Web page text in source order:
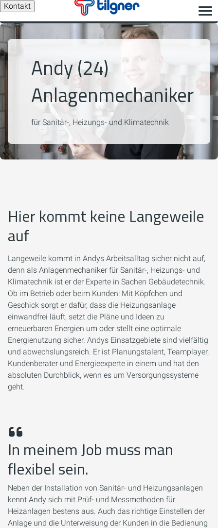
Kontakt
Andy (24)
Anlagenmechaniker
für Sanitär-, Heizungs- und Klimatechnik
Hier kommt keine Langeweile
auf
Langeweile kommt in Andys Arbeitsalltag sicher nicht auf,
denn als Anlagenmechaniker für Sanitär-, Heizungs- und
Klimatechnik ist er der Experte in Sachen Gebäudetechnik.
Ob im Betrieb oder beim Kunden: Mit Köpfchen und
Geschick sorgt er dafür, dass die Heizungsanlage
einwandfrei läuft, setzt die Pläne und Ideen zu
erneuerbaren Energien um oder stellt eine optimale
Energienutzung sicher. Andys Einsatzgebiete sind vielfältig
und abwechslungsreich. Er ist Planungstalent, Teamplayer,
Kundenberater und Energieexperte in einem und hat den
absoluten Durchblick, wenn es um Versorgungssysteme
geht.
In meinem Job muss man
flexibel sein.
Neben der Installation von Sanitär- und Heizungsanlagen
kennt Andy sich mit Prüf- und Messmethoden für
Heizanlagen bestens aus. Auch das richtige Einstellen der
Anlage und die Unterweisung der Kunden in die Bedienung